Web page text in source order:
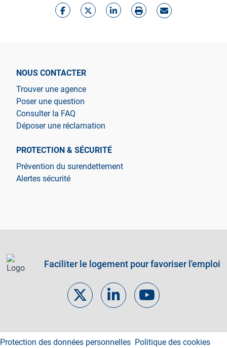
NOUS CONTACTER
Trouver une agence
Poser une question
Consulter la FAQ
Déposer une réclamation
PROTECTION & SÉCURITÉ
Prévention du surendettement
Alertes sécurité
Faciliter le logement pour favoriser l'emploi
Footer links
Protection des données personnelles Politique des cookies